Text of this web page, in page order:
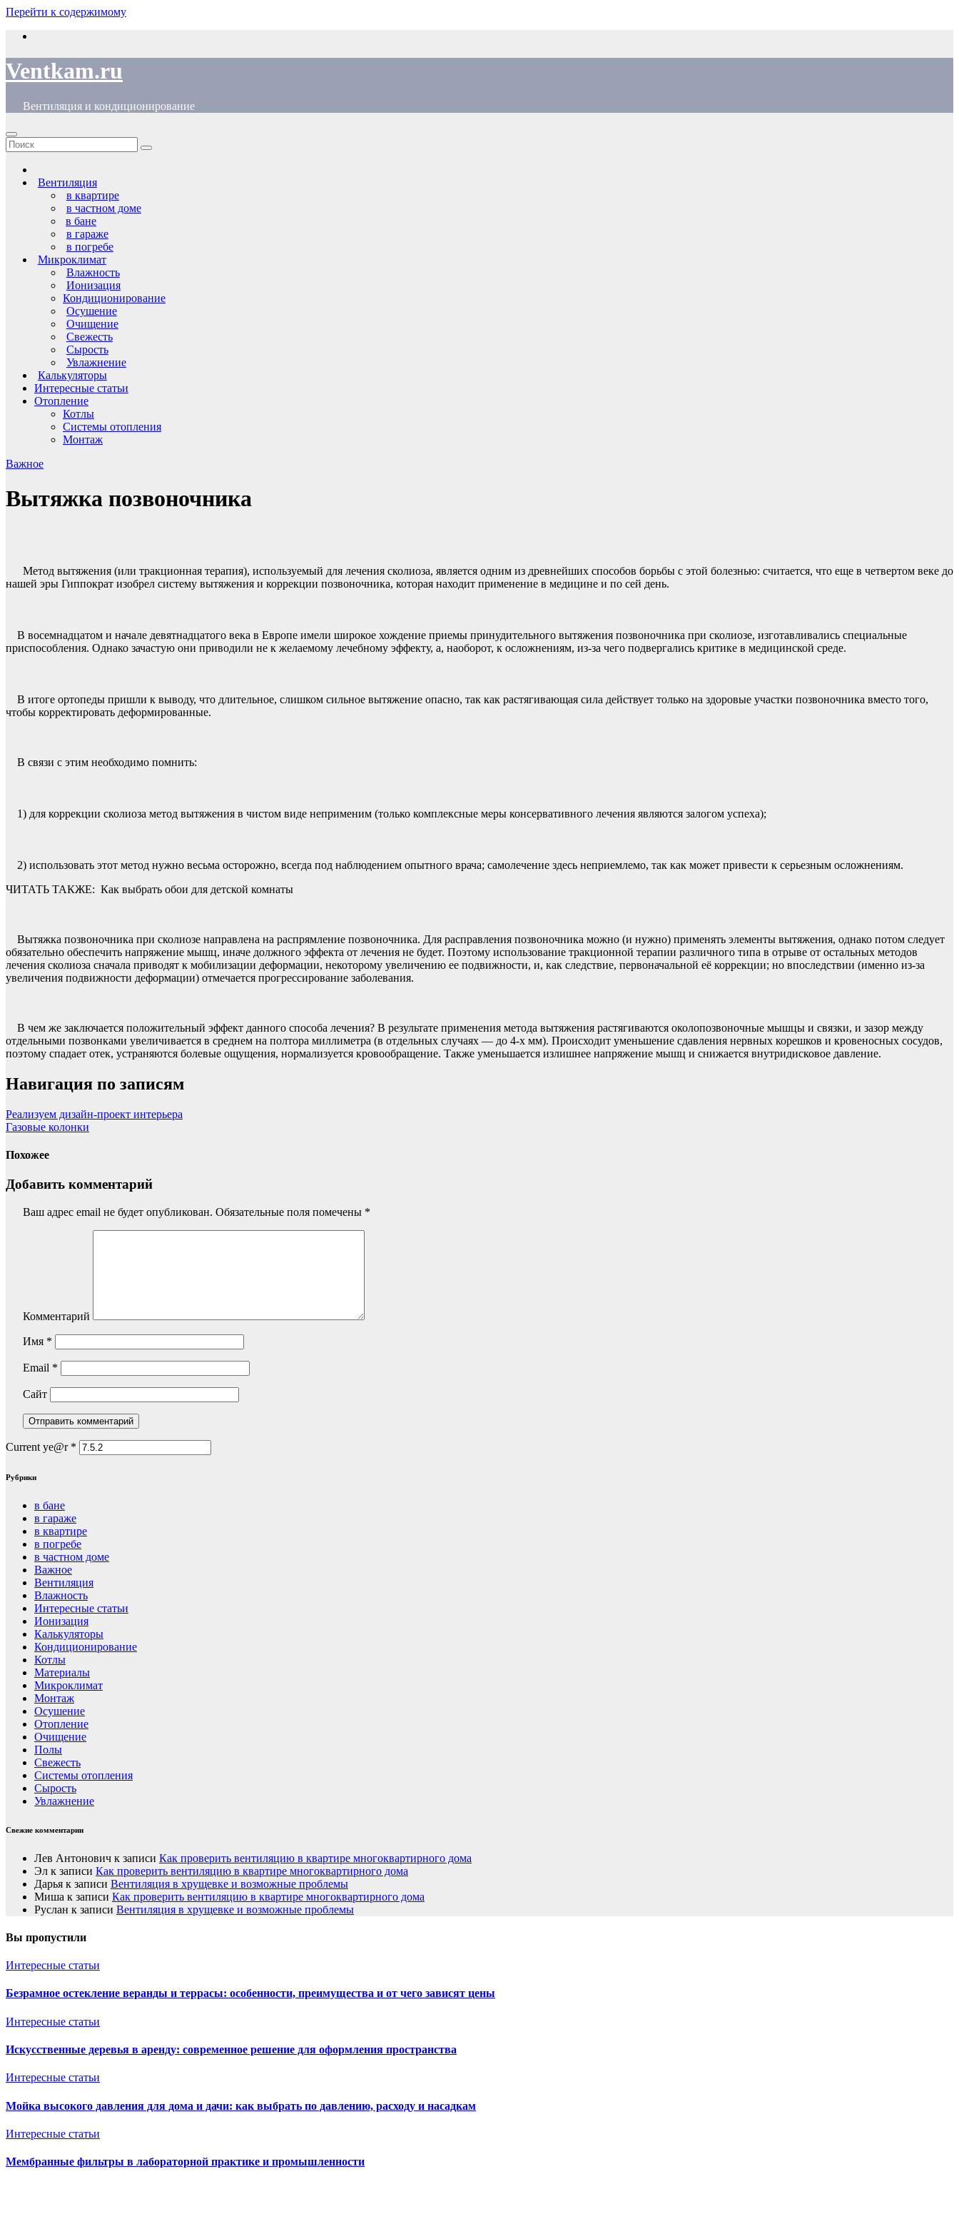
Перейти к содержимому
Ventkam.ru
Вентиляция и кондиционирование
Вентиляция
в квартире
в частном доме
в бане
в гараже
в погребе
Микроклимат
Влажность
Ионизация
Кондиционирование
Осушение
Очищение
Свежесть
Сырость
Увлажнение
Калькуляторы
Интересные статьи
Отопление
Котлы
Системы отопления
Монтаж
Важное
Вытяжка позвоночника
Метод вытяжения (или тракционная терапия), используемый для лечения сколиоза, является одним из древнейших способов борьбы с этой болезнью: считается, что еще в четвертом веке до
нашей эры Гиппократ изобрел систему вытяжения и коррекции позвоночника, которая находит применение в медицине и по сей день.
В восемнадцатом и начале девятнадцатого века в Европе имели широкое хождение приемы принудительного вытяжения позвоночника при сколиозе, изготавливались специальные
приспособления. Однако зачастую они приводили не к желаемому лечебному эффекту, а, наоборот, к осложнениям, из-за чего подвергались критике в медицинской среде.
В итоге ортопеды пришли к выводу, что длительное, слишком сильное вытяжение опасно, так как растягивающая сила действует только на здоровые участки позвоночника вместо того,
чтобы корректировать деформированные.
В связи с этим необходимо помнить:
1) для коррекции сколиоза метод вытяжения в чистом виде неприменим (только комплексные меры консервативного лечения являются залогом успеха);
2) использовать этот метод нужно весьма осторожно, всегда под наблюдением опытного врача; самолечение здесь неприемлемо, так как может привести к серьезным осложнениям.
ЧИТАТЬ ТАКЖЕ: Как выбрать обои для детской комнаты
Вытяжка позвоночника при сколиозе направлена на распрямление позвоночника. Для расправления позвоночника можно (и нужно) применять элементы вытяжения, однако потом следует
обязательно обеспечить напряжение мышц, иначе должного эффекта от лечения не будет. Поэтому использование тракционной терапии различного типа в отрыве от остальных методов
лечения сколиоза сначала приводят к мобилизации деформации, некоторому увеличению ее подвижности, и, как следствие, первоначальной её коррекции; но впоследствии (именно из-за
увеличения подвижности деформации) отмечается прогрессирование заболевания.
В чем же заключается положительный эффект данного способа лечения? В результате применения метода вытяжения растягиваются околопозвоночные мышцы и связки, и зазор между
отдельными позвонками увеличивается в среднем на полтора миллиметра (в отдельных случаях — до 4-х мм). Происходит уменьшение сдавления нервных корешков и кровеносных сосудов,
поэтому спадает отек, устраняются болевые ощущения, нормализуется кровообращение. Также уменьшается излишнее напряжение мышц и снижается внутридисковое давление.
Навигация по записям
Реализуем дизайн-проект интерьера
Газовые колонки
Похожее
Добавить комментарий
Ваш адрес email не будет опубликован. Обязательные поля помечены *
Комментарий
Имя *
Email *
Сайт
Current ye@r *
Рубрики
в бане
в гараже
в квартире
в погребе
в частном доме
Важное
Вентиляция
Влажность
Интересные статьи
Ионизация
Калькуляторы
Кондиционирование
Котлы
Материалы
Микроклимат
Монтаж
Осушение
Отопление
Очищение
Полы
Свежесть
Системы отопления
Сырость
Увлажнение
Свежие комментарии
Лев Антонович к записи Как проверить вентиляцию в квартире многоквартирного дома
Эл к записи Как проверить вентиляцию в квартире многоквартирного дома
Дарья к записи Вентиляция в хрущевке и возможные проблемы
Миша к записи Как проверить вентиляцию в квартире многоквартирного дома
Руслан к записи Вентиляция в хрущевке и возможные проблемы
Вы пропустили
Интересные статьи
Безрамное остекление веранды и террасы: особенности, преимущества и от чего зависят цены
Интересные статьи
Искусственные деревья в аренду: современное решение для оформления пространства
Интересные статьи
Мойка высокого давления для дома и дачи: как выбрать по давлению, расходу и насадкам
Интересные статьи
Мембранные фильтры в лабораторной практике и промышленности